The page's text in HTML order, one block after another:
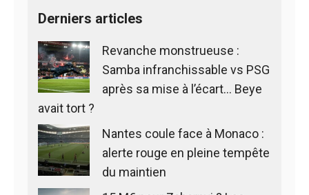
Derniers articles
Revanche monstrueuse :
Samba infranchissable vs PSG
après sa mise à l’écart… Beye
avait tort ?
Nantes coule face à Monaco :
alerte rouge en pleine tempête
du maintien